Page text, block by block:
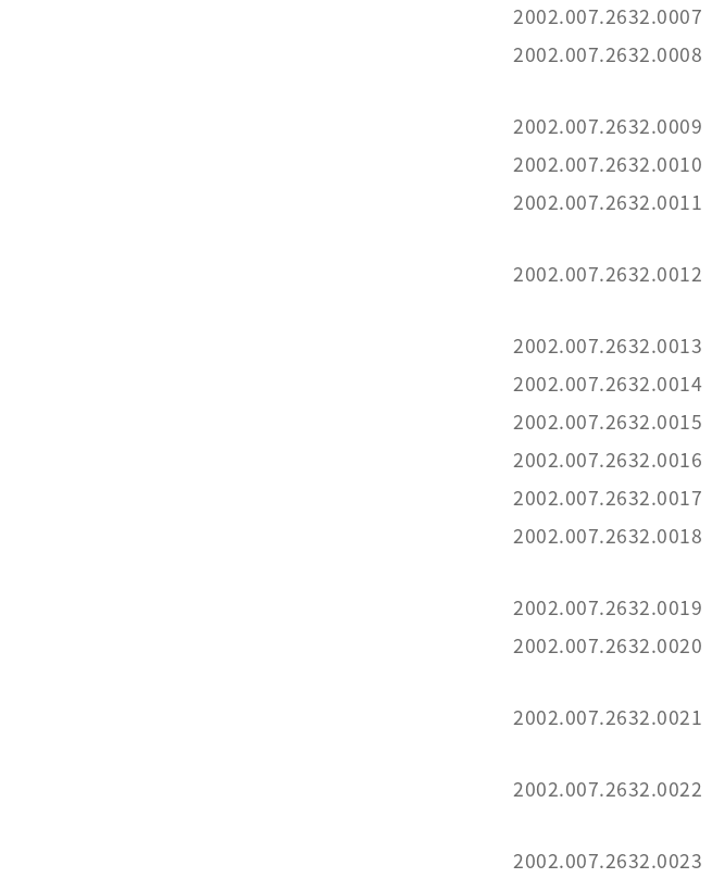
2002.007.2632.0007
2002.007.2632.0008
2002.007.2632.0009
2002.007.2632.0010
2002.007.2632.0011
2002.007.2632.0012
2002.007.2632.0013
2002.007.2632.0014
2002.007.2632.0015
2002.007.2632.0016
2002.007.2632.0017
2002.007.2632.0018
2002.007.2632.0019
2002.007.2632.0020
2002.007.2632.0021
2002.007.2632.0022
2002.007.2632.0023